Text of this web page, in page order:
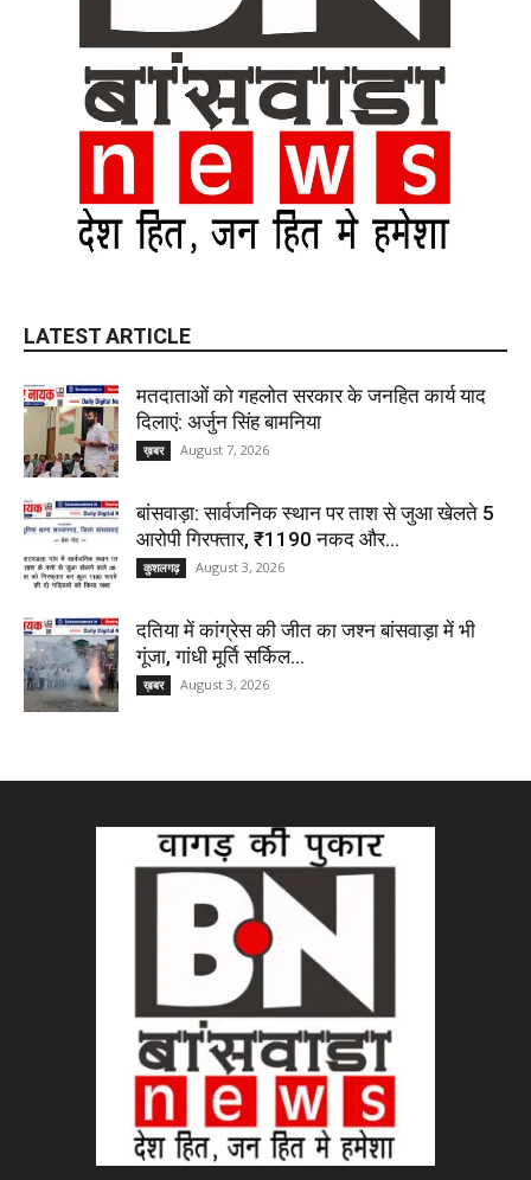
LATEST ARTICLE
मतदाताओं को गहलोत सरकार के जनहित कार्य याद
दिलाएं: अर्जुन सिंह बामनिया
ख़बर August 7, 2026
बांसवाड़ा: सार्वजनिक स्थान पर ताश से जुआ खेलते 5
आरोपी गिरफ्तार, ₹1190 नकद और...
कुशलगढ़ August 3, 2026
दतिया में कांग्रेस की जीत का जश्न बांसवाड़ा में भी
गूंजा, गांधी मूर्ति सर्किल...
ख़बर August 3, 2026